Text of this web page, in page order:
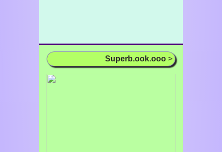
Superb.ook.ooo >